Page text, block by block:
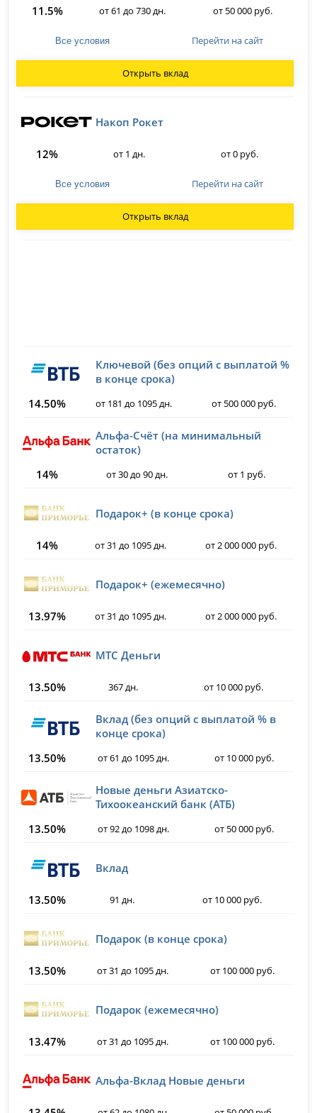
11.5% от 61 до 730 дн. от 50 000 руб.
Все условия Перейти на сайт
Открыть вклад
Накоп Рокет
12% от 1 дн. от 0 руб.
Все условия Перейти на сайт
Открыть вклад
Ключевой (без опций с выплатой %
в конце срока)
14.50%
от 181 до 1095 дн. от 500 000 руб.
Альфа-Счёт (на минимальный
остаток)
14%
от 30 до 90 дн. от 1 руб.
Подарок+ (в конце срока)
14% от 31 до 1095 дн. от 2 000 000 руб.
Подарок+ (ежемесячно)
13.97% от 31 до 1095 дн. от 2 000 000 руб.
МТС Деньги
13.50% 367 дн. от 10 000 руб.
Вклад (без опций с выплатой % в
конце срока)
13.50%
от 61 до 1095 дн. от 10 000 руб.
Новые деньги Азиатско-
Тихоокеанский банк (АТБ)
13.50%
от 92 до 1098 дн. от 50 000 руб.
Вклад
13.50% 91 дн. от 10 000 руб.
Подарок (в конце срока)
13.50% от 31 до 1095 дн. от 100 000 руб.
Подарок (ежемесячно)
13.47% от 31 до 1095 дн. от 100 000 руб.
Альфа-Вклад Новые деньги